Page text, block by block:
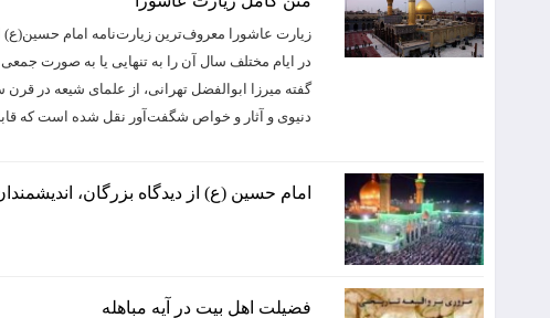
زیارت عاشورا معروف‌ترین زیارت‌نامه امام
در ایام مختلف سال آن را به تنهایی یا به صورت جمعی
گفته میرزا ابوالفضل تهرانی، از علمای شیعه در
دنیوی و آثار و خواص شگفت‌آور نقل شده است که
امام حسین (ع) از دیدگاه بزرگان،
فضیلت اهل بیت در آیه مباهله